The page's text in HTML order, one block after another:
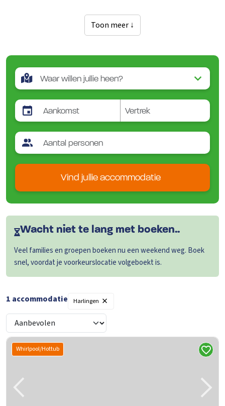
Toon meer ↓
Vind jullie accommodatie
Wacht niet te lang met boeken..
Veel families en groepen boeken nu een weekend weg. Boek
snel, voordat je voorkeurslocatie volgeboekt is.
1 accommodatie Harlingen ×
Whirlpool/Hottub